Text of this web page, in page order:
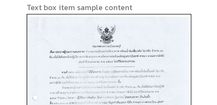
Text box item sample content